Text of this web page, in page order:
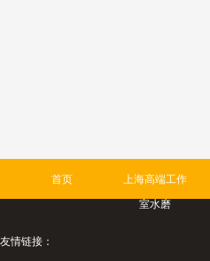
首页
上海高端工作
室水磨
友情链接：